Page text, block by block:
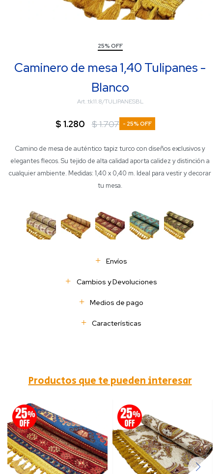
25% OFF
Caminero de mesa 1,40 Tulipanes -
Blanco
tk11.8/TULIPANESBL
$ 1.280 $1.707 25
Camino de mesa de auténtico tapiz turco con diseños exclusivos y
elegantes flecos. Su tejido de alta calidad aporta calidez y distinción a
cualquier ambiente. Medidas: 1,40 x 0,40 m. Ideal para vestir y decorar
tu mesa.
Envíos
Cambios y Devoluciones
Medios de pago
Características
Productos que te pueden interesar